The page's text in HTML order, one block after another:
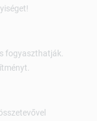
fogyaszthatják.